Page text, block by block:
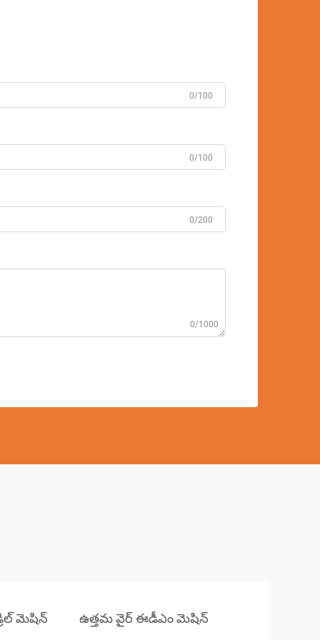
0/100
0/100
0/200
0/1000
మెషిన్ ఉత్తమ వైర్ ఈడీఎం మెషిన్